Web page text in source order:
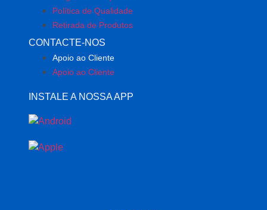
Política de Qualidade
Retirada de Produtos
CONTACTE-NOS
Apoio ao Cliente
Apoio ao Cliente
INSTALE A NOSSA APP